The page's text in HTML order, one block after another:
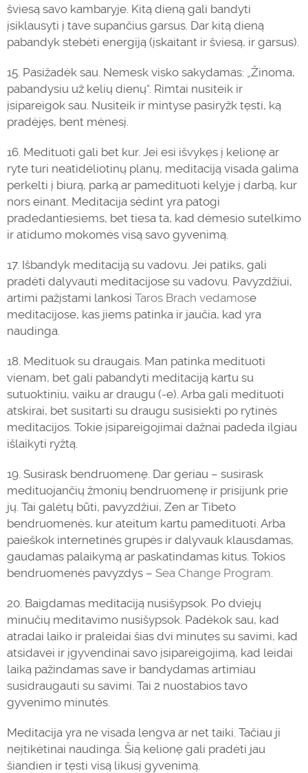
šviesą savo kambaryje. Kitą dieną gali bandyti
įsiklausyti į tave supančius garsus. Dar kitą dieną
pabandyk stebėti energiją (įskaitant ir šviesą, ir garsus).
15. Pasižadėk sau. Nemesk visko sakydamas: „Žinoma,
pabandysiu už kelių dienų“. Rimtai nusiteik ir
įsipareigok sau. Nusiteik ir mintyse pasiryžk tęsti, ką
pradėjęs, bent mėnesį.
16. Medituoti gali bet kur. Jei esi išvykęs į kelionę ar
ryte turi neatidėliotinų planų, meditaciją visada galima
perkelti į biurą, parką ar pamedituoti kelyje į darbą, kur
nors einant. Meditacija sėdint yra patogi
pradedantiesiems, bet tiesa ta, kad dėmesio sutelkimo
ir atidumo mokomės visą savo gyvenimą.
17. Išbandyk meditaciją su vadovu. Jei patiks, gali
pradėti dalyvauti meditacijose su vadovu. Pavyzdžiui,
artimi pažįstami lankosi Taros Brach vedamose
meditacijose, kas jiems patinka ir jaučia, kad yra
naudinga.
18. Medituok su draugais. Man patinka medituoti
vienam, bet gali pabandyti meditaciją kartu su
sutuoktiniu, vaiku ar draugu (-e). Arba gali medituoti
atskirai, bet susitarti su draugu susisiekti po rytinės
meditacijos. Tokie įsipareigojimai dažnai padeda ilgiau
išlaikyti ryžtą.
19. Susirask bendruomenę. Dar geriau – susirask
medituojančių žmonių bendruomenę ir prisijunk prie
jų. Tai galėtų būti, pavyzdžiui, Zen ar Tibeto
bendruomenės, kur ateitum kartu pamedituoti. Arba
paieškok internetinės grupės ir dalyvauk klausdamas,
gaudamas palaikymą ar paskatindamas kitus. Tokios
bendruomenės pavyzdys – Sea Change Program.
20. Baigdamas meditaciją nusišypsok. Po dviejų
minučių meditavimo nusišypsok. Padėkok sau, kad
atradai laiko ir praleidai šias dvi minutes su savimi, kad
atsidavei ir įgyvendinai savo įsipareigojimą, kad leidai
laiką pažindamas save ir bandydamas artimiau
susidraugauti su savimi. Tai 2 nuostabios tavo
gyvenimo minutės.
Meditacija yra ne visada lengva ar net taiki. Tačiau ji
neįtikėtinai naudinga. Šią kelionę gali pradėti jau
šiandien ir tęsti visą likusį gyvenimą.